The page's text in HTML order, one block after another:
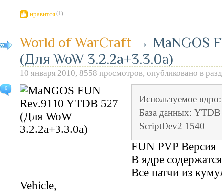
нравится (1)
6
World of WarCraft → MaNGOS
(Для WoW 3.2.2a+3.3.0а)
10 января 2010, 8558 просмотров, опубликовано в
Используемое
База данных:
ScriptDev2 1540
FUN PVP Версия
В ядре
Все патчи из
Vehicle,